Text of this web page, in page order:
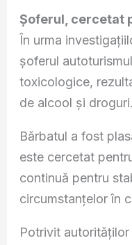
Șoferul, cercetat
În urma
șoferul
toxicologice,
de alcool și droguri.
Bărbatul a fost
este cercetat
continuă pentru
circumstanțelor în
Potrivit